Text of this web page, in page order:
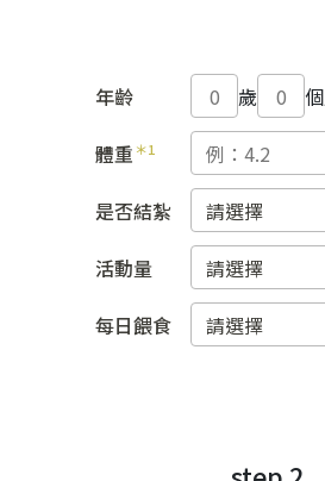
年齡 歲
體重 ＊1
是否結紮
活動量
每日餵食